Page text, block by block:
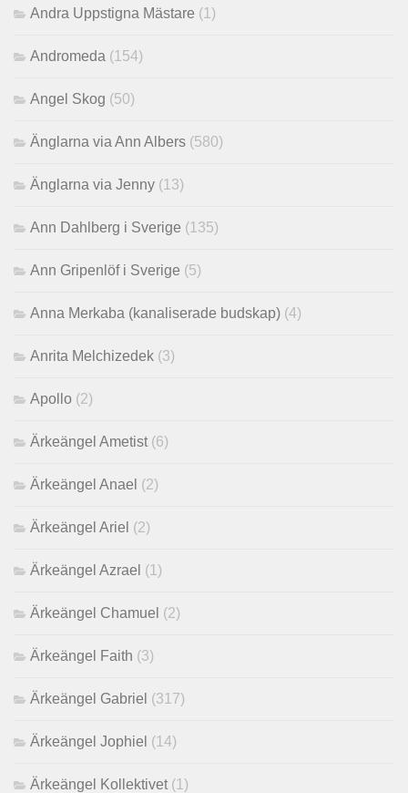
Andra Uppstigna Mästare (1)
Andromeda (154)
Angel Skog (50)
Änglarna via Ann Albers (580)
Änglarna via Jenny (13)
Ann Dahlberg i Sverige (135)
Ann Gripenlöf i Sverige (5)
Anna Merkaba (kanaliserade budskap) (4)
Anrita Melchizedek (3)
Apollo (2)
Ärkeängel Ametist (6)
Ärkeängel Anael (2)
Ärkeängel Ariel (2)
Ärkeängel Azrael (1)
Ärkeängel Chamuel (2)
Ärkeängel Faith (3)
Ärkeängel Gabriel (317)
Ärkeängel Jophiel (14)
Ärkeängel Kollektivet (1)